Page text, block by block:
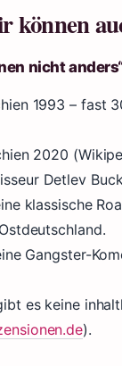
nicht
1993 – fast
2020
Detlev
klassische
Gangster-
es keine
).